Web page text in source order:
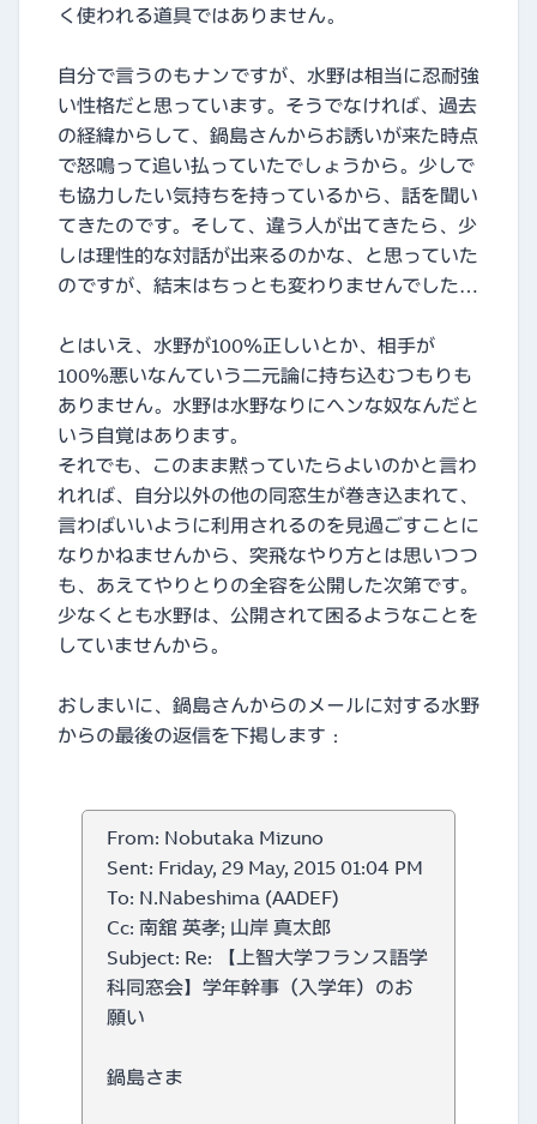
く使われる道具ではありません。
自分で言うのもナンですが、水野は相当に忍耐強
い性格だと思っています。そうでなければ、過去
の経緯からして、鍋島さんからお誘いが来た時点
で怒鳴って追い払っていたでしょうから。少しで
も協力したい気持ちを持っているから、話を聞い
てきたのです。そして、違う人が出てきたら、少
しは理性的な対話が出来るのかな、と思っていた
のですが、結末はちっとも変わりませんでした…
とはいえ、水野が100％正しいとか、相手が
100％悪いなんていう二元論に持ち込むつもりも
ありません。水野は水野なりにヘンな奴なんだと
いう自覚はあります。
それでも、このまま黙っていたらよいのかと言わ
れれば、自分以外の他の同窓生が巻き込まれて、
言わばいいように利用されるのを見過ごすことに
なりかねませんから、突飛なやり方とは思いつつ
も、あえてやりとりの全容を公開した次第です。
少なくとも水野は、公開されて困るようなことを
していませんから。
おしまいに、鍋島さんからのメールに対する水野
からの最後の返信を下掲します：
From: Nobutaka Mizuno
Sent: Friday, 29 May, 2015 01:04 PM
To: N.Nabeshima (AADEF)
Cc: 南舘 英孝; 山岸 真太郎
Subject: Re: 【上智大学フランス語学
科同窓会】学年幹事（入学年）のお
願い
鍋島さま